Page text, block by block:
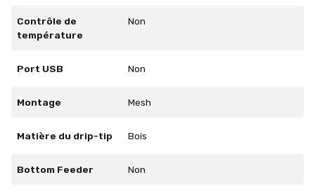
Contrôle de
température
Non
Port USB Non
Montage Mesh
Matière du drip-tip Bois
Bottom Feeder Non